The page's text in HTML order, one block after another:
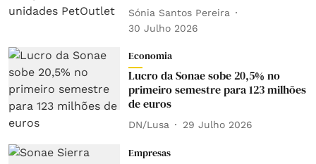
Sónia Santos Pereira
30 Julho 2026
Economia
Lucro da Sonae sobe 20,5% no
primeiro semestre para 123 milhões
de euros
DN/Lusa 29 Julho 2026
Empresas